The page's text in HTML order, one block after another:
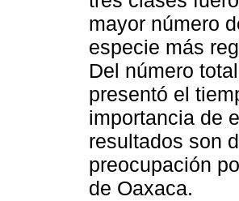
mayor número
especie más
Del número
presentó el
importancia de
resultados son
preocupación
de Oaxaca.